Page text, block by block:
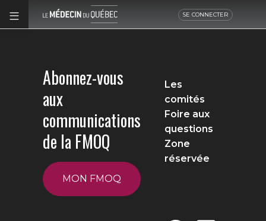
SE CONNECTER
Abonnez-vous
aux
communications
de la FMOQ
MON FMOQ
Les
comités
Foire aux
questions
Zone
réservée